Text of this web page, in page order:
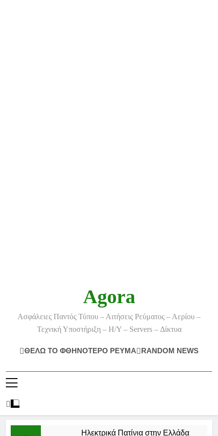
Agora
Ασφάλειες Παντός Τύπου – Αιτήσεις Ρεύματος – Αερίου –
Τεχνική Υποστήριξη – Η/Υ – Servers – Δίκτυα
ΘΕΛΩ ΤΟ ΦΘΗΝΟΤΕΡΟ ΡΕΥΜΑ RANDOM NEWS
Ηλεκτρικά Πατίνια στην Ελλάδα